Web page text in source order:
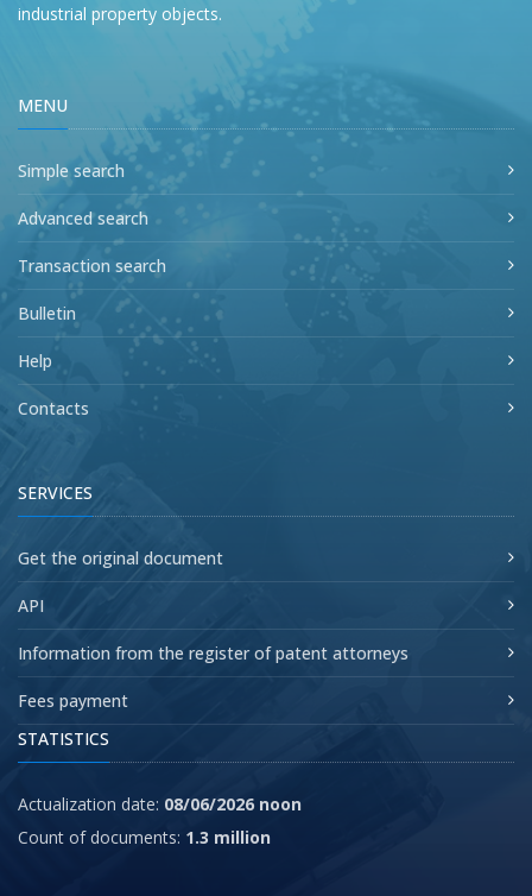
industrial property objects.
MENU
Simple search
Advanced search
Transaction search
Bulletin
Help
Contacts
SERVICES
Get the original document
API
Information from the register of patent attorneys
Fees payment
STATISTICS
Actualization date: 08/06/2026 noon
Count of documents: 1.3 million